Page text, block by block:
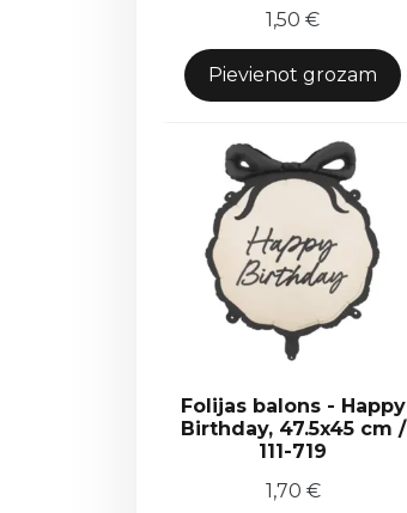
1,50 €
Pievienot grozam
Folijas balons - Happy
Birthday, 47.5x45 cm /
111-719
1,70 €